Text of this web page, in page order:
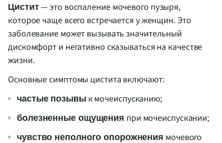
Цистит— это воспаление мочевого пузыря,
которое чаще всего встречается у женщин. Это
заболевание может вызывать значительный
дискомфорт и негативно сказываться на качестве
жизни.
Основные симптомы цистита включают:
частые позывык мочеиспусканию;
болезненные ощущения при мочеиспускании;
чувство неполного опорожнения мочевого